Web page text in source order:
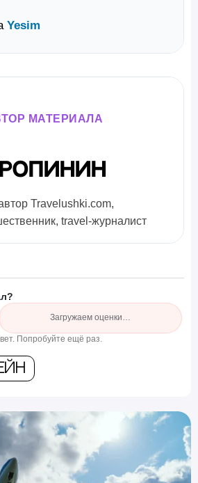
Yesim
МАТЕРИАЛА
Travelushki.com,
travel-журналист
Загружаем оценки…
Попробуйте ещё раз.